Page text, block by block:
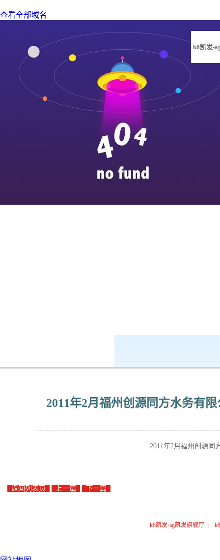
查看全部域名
k8凯发-
2011年2月福州创源同方水务有
2011年2月福州创源同
返回列表页 上一篇 下一篇
k8凯发-ag凯发旗舰厅